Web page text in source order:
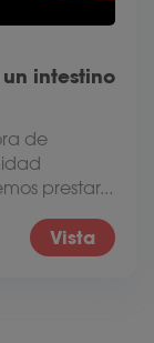
intestino
de
prestar...
Vista